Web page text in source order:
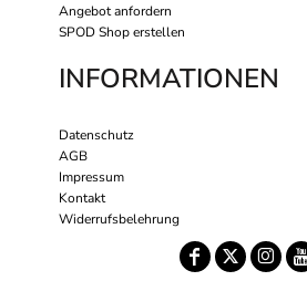
Angebot anfordern
SPOD Shop erstellen
INFORMATIONEN
Datenschutz
AGB
Impressum
Kontakt
Widerrufsbelehrung